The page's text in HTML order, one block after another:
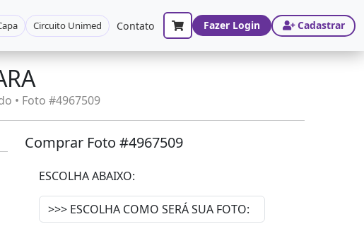
Circuito Unimed Contato Fazer Login Cadastrar
• Foto #4967509
Comprar Foto #4967509
ESCOLHA ABAIXO: